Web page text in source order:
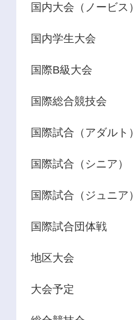
国内大会（ノービス）
国内学生大会
国際B級大会
国際総合競技会
国際試合（アダルト）
国際試合（シニア）
国際試合（ジュニア）
国際試合団体戦
地区大会
大会予定